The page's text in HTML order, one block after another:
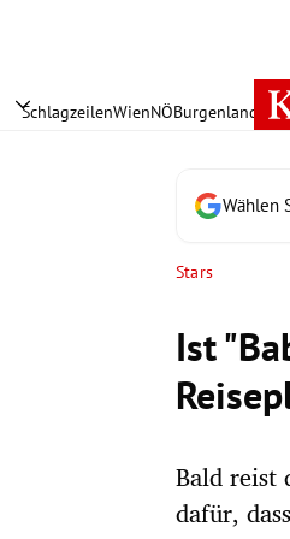
SchlagzeilenWienNÖBurgenland
Wählen
Stars
Ist
Bald reist
dafür,